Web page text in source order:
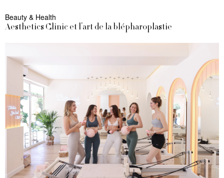
Beauty & Health
Aesthetics Clinic et l’art de la blépharoplastie